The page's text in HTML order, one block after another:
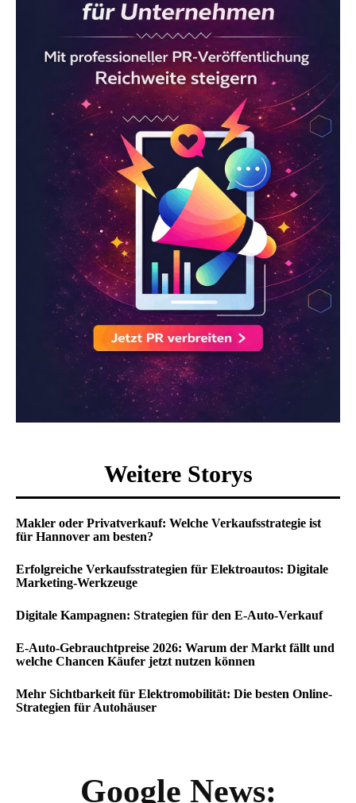
Weitere Storys
Makler oder Privatverkauf: Welche Verkaufsstrategie ist
für Hannover am besten?
Erfolgreiche Verkaufsstrategien für Elektroautos: Digitale
Marketing-Werkzeuge
Digitale Kampagnen: Strategien für den E-Auto-Verkauf
E-Auto-Gebrauchtpreise 2026: Warum der Markt fällt und
welche Chancen Käufer jetzt nutzen können
Mehr Sichtbarkeit für Elektromobilität: Die besten Online-
Strategien für Autohäuser
Google News: